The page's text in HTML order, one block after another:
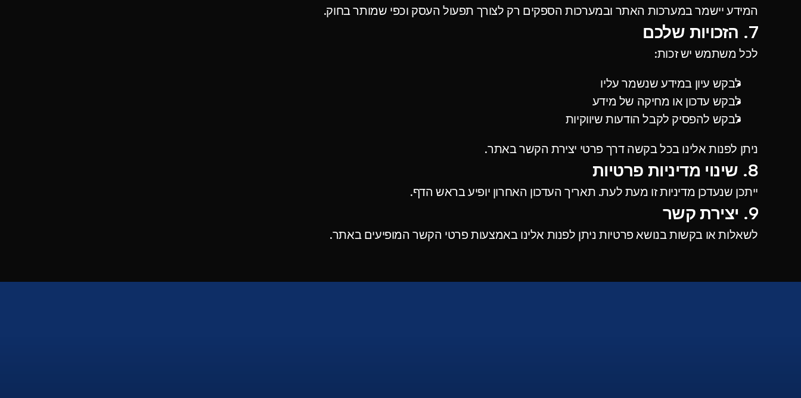
המידע יישמר במערכות האתר ובמערכות הספקים רק לצורך תפעול העסק וכפי שמותר בחוק.
7. הזכויות שלכם
לכל משתמש יש זכות:
לבקש עיון במידע שנשמר עליו
לבקש עדכון או מחיקה של מידע
לבקש להפסיק לקבל הודעות שיווקיות
ניתן לפנות אלינו בכל בקשה דרך פרטי יצירת הקשר באתר.
8. שינוי מדיניות פרטיות
ייתכן שנעדכן מדיניות זו מעת לעת. תאריך העדכון האחרון יופיע בראש הדף.
9. יצירת קשר
לשאלות או בקשות בנושא פרטיות ניתן לפנות אלינו באמצעות פרטי הקשר המופיעים באתר.